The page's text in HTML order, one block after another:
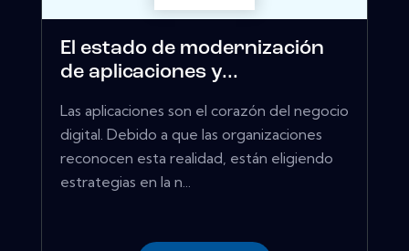
El estado de modernización
de aplicaciones y...
Las aplicaciones son el corazón del negocio
digital. Debido a que las organizaciones
reconocen esta realidad, están eligiendo
estrategias en la n...